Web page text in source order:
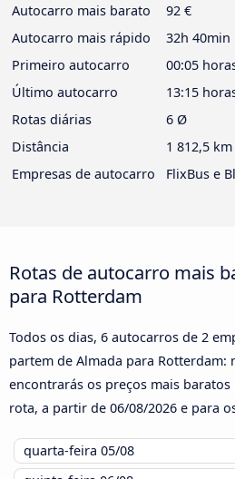
Autocarro mais barato
92 €
Autocarro mais rápido
32h 40min
Primeiro autocarro
00:05
Último autocarro
13:15
Rotas diárias
6 Ø
Distância
1 812,5 km
Empresas de autocarro
FlixBus e
Rotas de autocarro mais
para Rotterdam
Todos os dias, 6 autocarros de 2
partem de Almada para Rotterdam:
encontrarás os preços mais
rota, a partir de 06/08/2026 e para
quarta-feira 05/08